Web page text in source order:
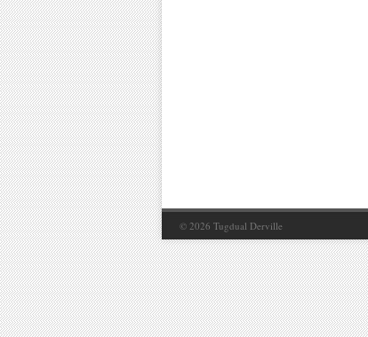
© 2026 Tugdual Derville